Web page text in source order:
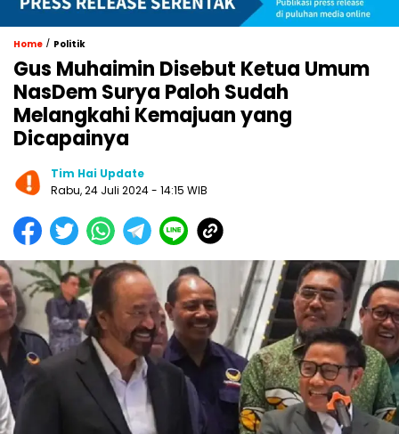
Home / Politik
Gus Muhaimin Disebut Ketua Umum
NasDem Surya Paloh Sudah
Melangkahi Kemajuan yang
Dicapainya
Tim Hai Update
Rabu, 24 Juli 2024 - 14:15 WIB